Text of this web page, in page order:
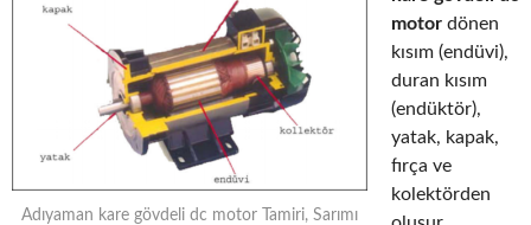
Adıyaman kare gövdeli dc motor Tamiri, Sarımı
motor dönen
kısım (endüvi),
duran kısım
(endüktör),
yatak, kapak,
fırça ve
kolektörden